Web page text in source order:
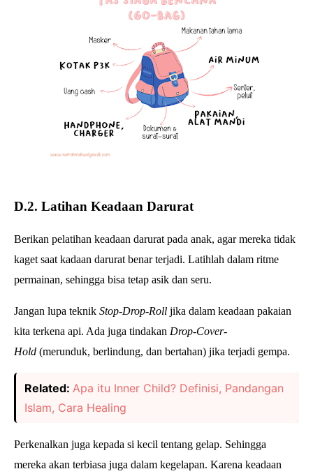
D.2. Latihan Keadaan Darurat
Berikan pelatihan keadaan darurat pada anak, agar mereka tidak
kaget saat kadaan darurat benar terjadi. Latihlah dalam ritme
permainan, sehingga bisa tetap asik dan seru.
Jangan lupa teknik Stop-Drop-Roll jika dalam keadaan pakaian
kita terkena api. Ada juga tindakan Drop-Cover-
Hold (merunduk, berlindung, dan bertahan) jika terjadi gempa.
Related: Apa itu Inner Child? Definisi, Pandangan
Islam, Cara Healing
Perkenalkan juga kepada si kecil tentang gelap. Sehingga
mereka akan terbiasa juga dalam kegelapan. Karena keadaan